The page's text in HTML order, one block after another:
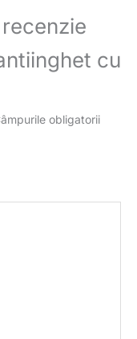
cu
obligatorii